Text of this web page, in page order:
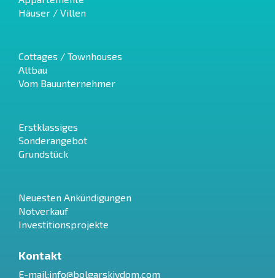
Häuser / Villen
Cottages / Townhouses
Altbau
Vom Bauunternehmer
Erstklassiges
Sonderangebot
Grundstück
Neuesten Ankündigungen
Notverkauf
Investitionsprojekte
Kontakt
E-mail:info@bolgarskiydom.com